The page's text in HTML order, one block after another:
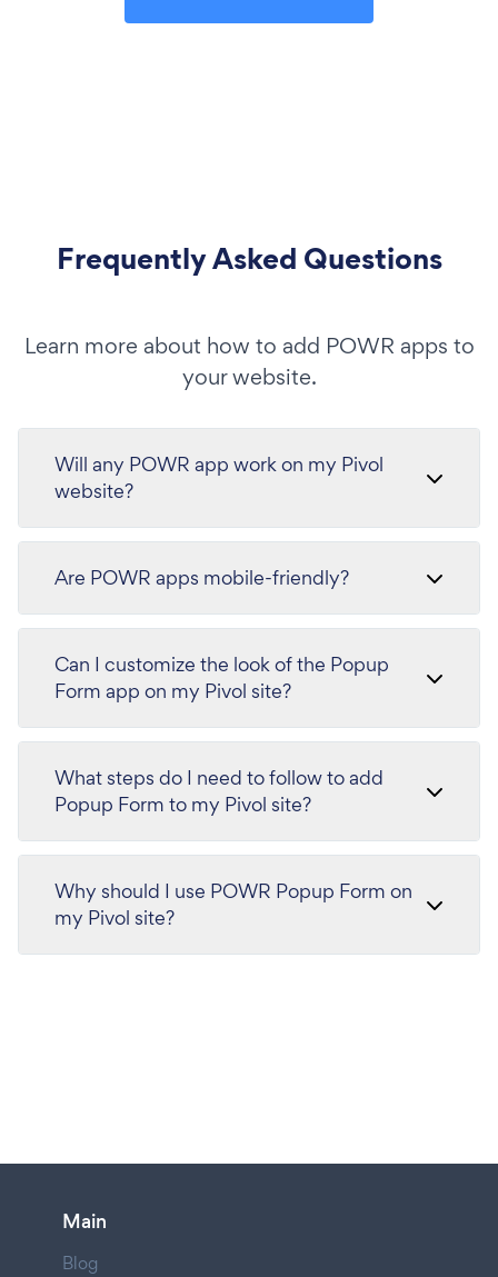
Frequently Asked Questions
Learn more about how to add POWR apps to
your website.
Will any POWR app work on my Pivol
website?
Are POWR apps mobile-friendly?
Can I customize the look of the Popup
Form app on my Pivol site?
What steps do I need to follow to add
Popup Form to my Pivol site?
Why should I use POWR Popup Form on
my Pivol site?
Main
Blog